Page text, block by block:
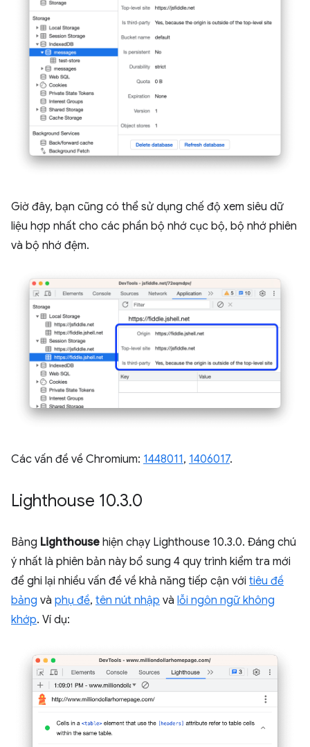
Giờ đây, bạn cũng có thể sử dụng chế độ xem siêu dữ
liệu hợp nhất cho các phần bộ nhớ cục bộ, bộ nhớ phiên
và bộ nhớ đệm.
Các vấn đề về Chromium: 1448011, 1406017.
Lighthouse 10.3.0
Bảng Lighthouse hiện chạy Lighthouse 10.3.0. Đáng chú
ý nhất là phiên bản này bổ sung 4 quy trình kiểm tra mới
để ghi lại nhiều vấn đề về khả năng tiếp cận với tiêu đề
bảng và phụ đề, tên nút nhập và lỗi ngôn ngữ không
khớp. Ví dụ: